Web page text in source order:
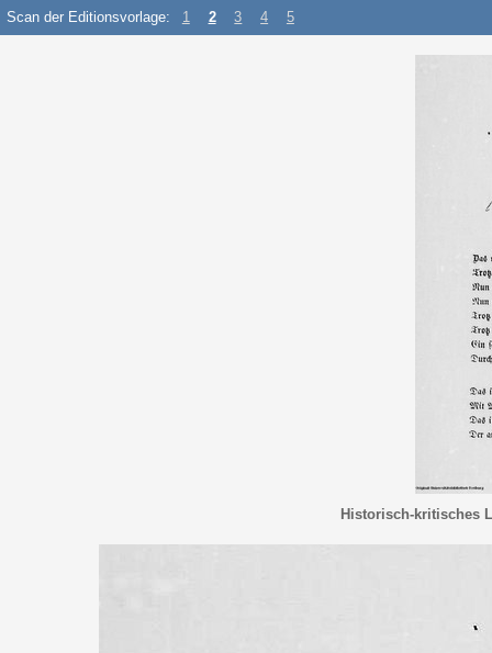
Scan der Editionsvorlage: 1 2 3 4 5
Historisch-kritisches